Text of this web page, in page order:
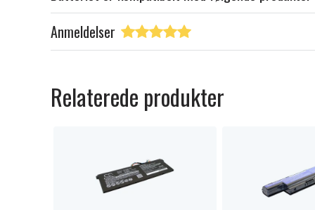
Anmeldelser
Relaterede produkter